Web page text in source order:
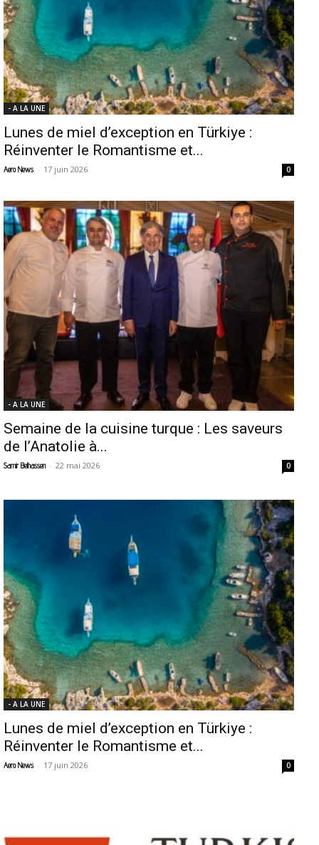
- A LA UNE
Lunes de miel d’exception en Türkiye :
Réinventer le Romantisme et...
Aero News - 17 juin 2026 0
- A LA UNE
Semaine de la cuisine turque : Les saveurs
de l’Anatolie à...
Samir Belhassen - 22 mai 2026 0
- A LA UNE
Lunes de miel d’exception en Türkiye :
Réinventer le Romantisme et...
Aero News - 17 juin 2026 0